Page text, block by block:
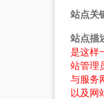
站点关
站点描
是这样
站管理
与服务
以及网